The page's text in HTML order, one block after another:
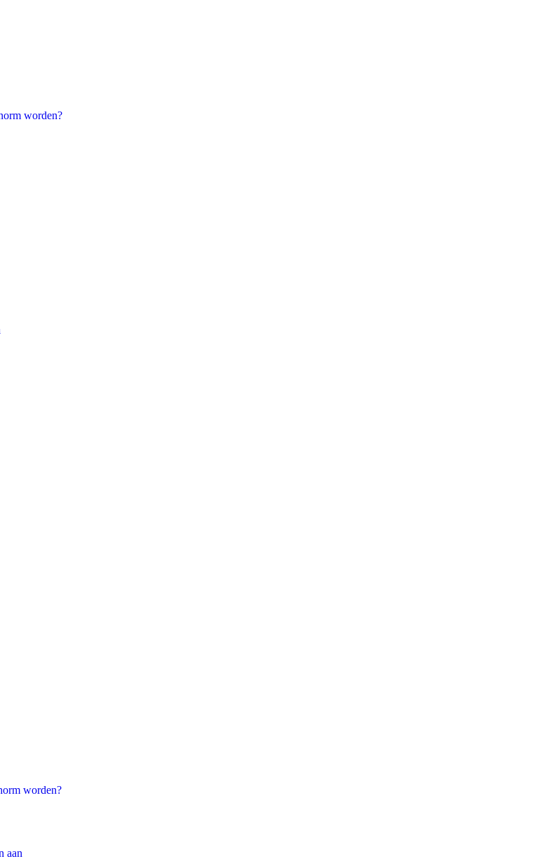
worden?
worden?
aan